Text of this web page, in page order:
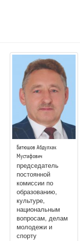
Батюшов Абдулхак
Мустафович
председатель
постоянной
комиссии по
образованию,
культуре,
национальным
вопросам, делам
молодежи и
спорту